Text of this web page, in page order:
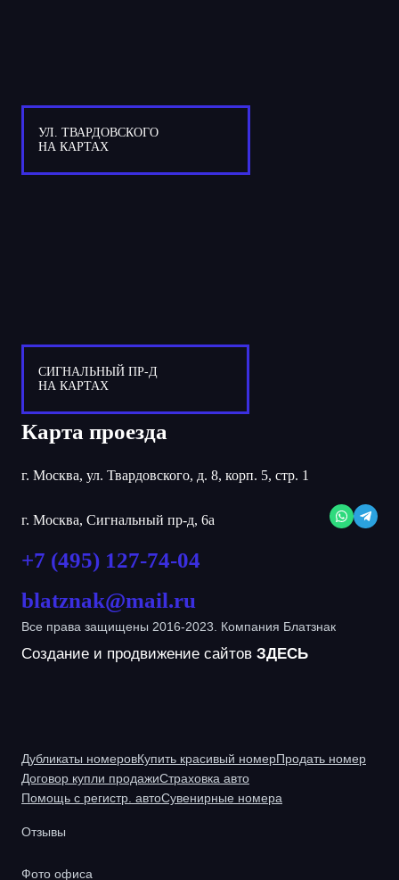
УЛ. ТВАРДОВСКОГО
НА КАРТАХ
СИГНАЛЬНЫЙ ПР-Д
НА КАРТАХ
Карта проезда
г. Москва, ул. Твардовского, д. 8, корп. 5, стр. 1
г. Москва, Сигнальный пр-д, 6а
+7 (495) 127-74-04
blatznak@mail.ru
Все права защищены 2016-2023. Компания Блатзнак
Создание и продвижение сайтов ЗДЕСЬ
Дубликаты номеровКупить красивый номерПродать номер
Договор купли продажиСтраховка авто
Помощь с регистр. автоСувенирные номера
Отзывы
Фото офиса